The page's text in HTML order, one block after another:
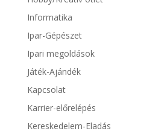
Informatika
Ipar-Gépészet
Ipari megoldások
Játék-Ajándék
Kapcsolat
Karrier-előrelépés
Kereskedelem-Eladás